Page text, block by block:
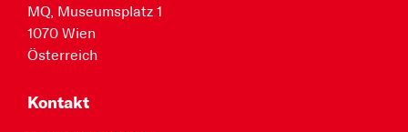
MQ, Museumsplatz 1
1070 Wien
Österreich
Kontakt